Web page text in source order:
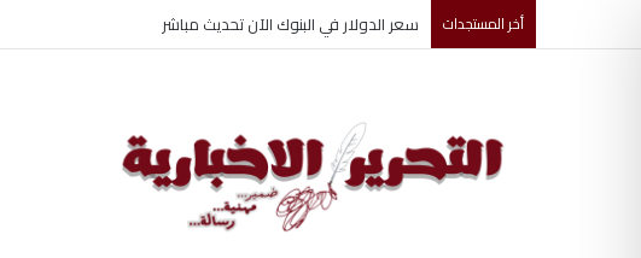
أخر المستجدات ضبط متهم بممارسة انتحال صفة ضابط واستيقاف السيارات